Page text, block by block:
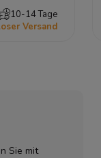
10-14 Tage
Versand
Sie mit